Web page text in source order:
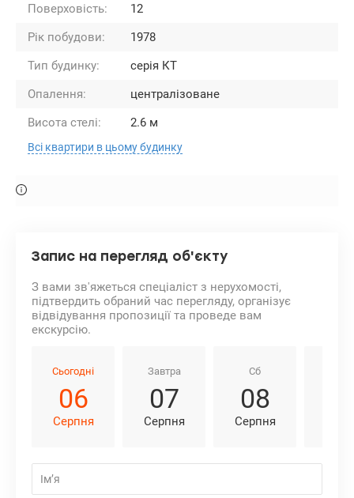
Поверховість:
12
Рік побудови:
1978
Тип будинку:
серія КТ
Опалення:
централізоване
Висота стелі:
2.6 м
Всі квартири в цьому будинку
Запис на перегляд об'єкту
З вами зв'яжеться спеціаліст з нерухомості,
підтвердить обраний час перегляду, організує
відвідування пропозиції та проведе вам
екскурсію.
Сьогодні
06
Серпня
Завтра
07
Серпня
Сб
08
Серпня